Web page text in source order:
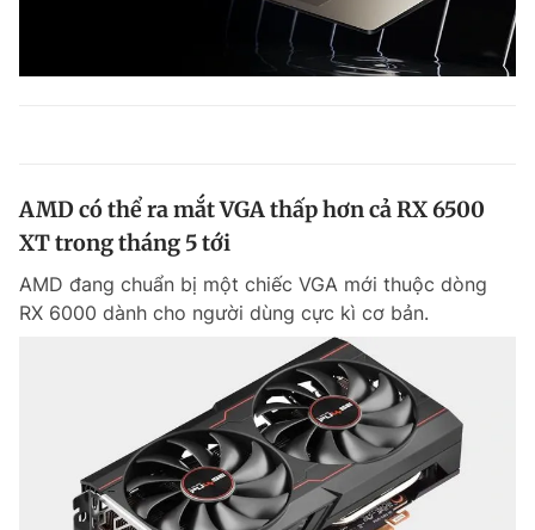
AMD có thể ra mắt VGA thấp hơn cả RX 6500
XT trong tháng 5 tới
AMD đang chuẩn bị một chiếc VGA mới thuộc dòng
RX 6000 dành cho người dùng cực kì cơ bản.